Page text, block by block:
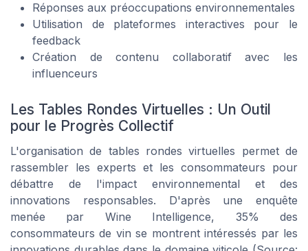
Réponses aux préoccupations environnementales
Utilisation de plateformes interactives pour le
feedback
Création de contenu collaboratif avec les
influenceurs
Les Tables Rondes Virtuelles : Un Outil
pour le Progrès Collectif
L'organisation de tables rondes virtuelles permet de
rassembler les experts et les consommateurs pour
débattre de l'impact environnemental et des
innovations responsables. D'après une enquête
menée par Wine Intelligence, 35% des
consommateurs de vin se montrent intéressés par les